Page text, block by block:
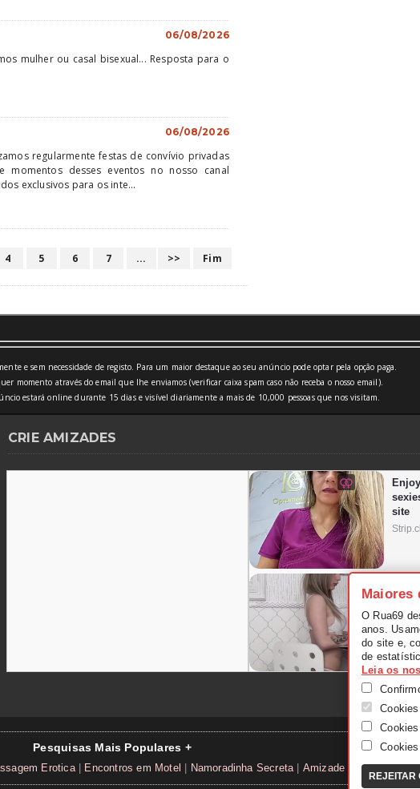
06/08/2026
mulher ou casal bisexual... Resposta para o
06/08/2026
regularmente festas de convívio privadas
momentos desses eventos no nosso canal
exclusivos para os inte...
4 5 6 7 ... >> Fim
e sem necessidade de registo. Para um maior destaque ao seu anúncio pode optar pela opção paga.
momento através do email que lhe enviamos (verificar caixa spam caso não receba o nosso email).
estará online durante 15 dias e visível diariamente a mais de 10,000 pessoas que nos visitam.
CRIE AMIZADES
Pesquisas Mais Populares +
Erotica Encontros em Motel Namoradinha Secreta Amizade Portugal
Maiores
O Rua69
anos.
do site e,
de
Leia os
REJEITAR